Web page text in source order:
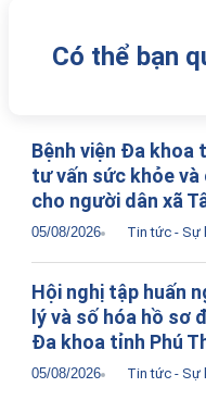
Có thể bạn
Bệnh viện Đa khoa
tư vấn sức khỏe
cho người dân xã
05/08/2026 Tin tức - Sự
Hội nghị tập huấn
lý và số hóa hồ sơ
Đa khoa tỉnh Phú
05/08/2026 Tin tức - Sự